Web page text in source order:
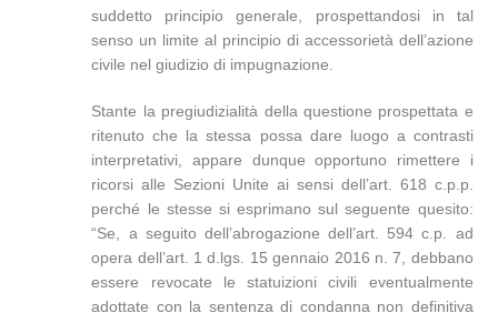
suddetto principio generale, prospettandosi in tal
senso un limite al principio di accessorietà dell’azione
civile nel giudizio di impugnazione.
Stante la pregiudizialità della questione prospettata e
ritenuto che la stessa possa dare luogo a contrasti
interpretativi, appare dunque opportuno rimettere i
ricorsi alle Sezioni Unite ai sensi dell’art. 618 c.p.p.
perché le stesse si esprimano sul seguente quesito:
“Se, a seguito dell’abrogazione dell’art. 594 c.p. ad
opera dell’art. 1 d.lgs. 15 gennaio 2016 n. 7, debbano
essere revocate le statuizioni civili eventualmente
adottate con la sentenza di condanna non definitiva